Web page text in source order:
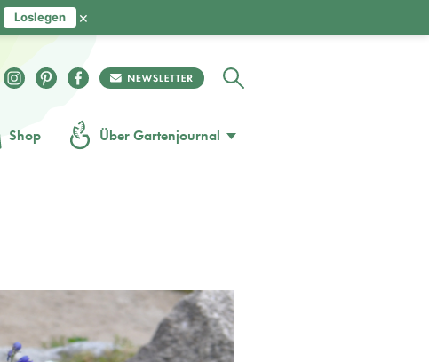
Shop Über Gartenjournal
Loslegen ×